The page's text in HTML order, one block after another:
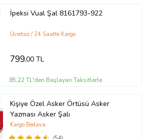
İpeksi Vual Şal 8161793-922
Ücretsiz / 24 Saatte Kargo
799,00 TL
85,22 TL'den Başlayan Taksitlerle
Kişiye Özel Asker Örtüsü Asker
Yazması Asker Şalı
Kargo Bedava